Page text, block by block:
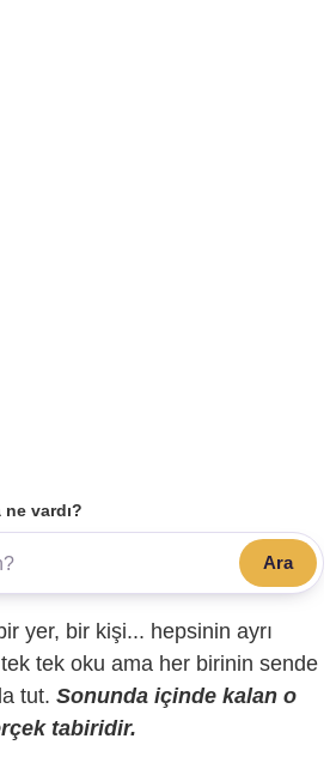
vardı?
Ara
yer, bir kişi... hepsinin ayrı
tek oku ama her birinin sende
tut. Sonunda içinde kalan o
tabiridir.